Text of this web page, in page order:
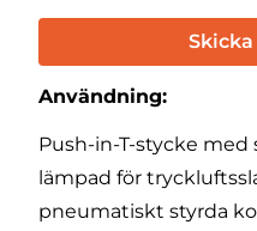
Användning:
Push-in-T-stycke med
lämpad för
pneumatiskt styrda